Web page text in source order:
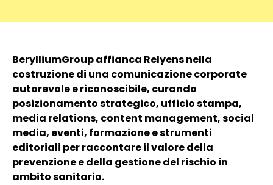
BerylliumGroup affianca Relyens nella
costruzione di una comunicazione corporate
autorevole e riconoscibile, curando
posizionamento strategico, ufficio stampa,
media relations, content management, social
media, eventi, formazione e strumenti
editoriali per raccontare il valore della
prevenzione e della gestione del rischio in
ambito sanitario.